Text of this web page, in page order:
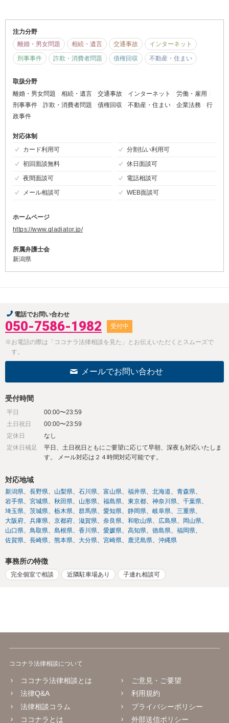
注力分野
離婚・男女問題
相続・遺言 交通事故
インターネット
刑事事件
詐欺・消費者問題 債権回収 不動産・住まい
取扱分野
離婚・男女問題
相続・遺言 交通事故 インターネット
労働・雇用
刑事事件
詐欺・消費者問題 債権回収 不動産・住まい 企業法務
行
政事件
対応体制
カード利用可
分割払い利用可
初回面談無料
休日面談可
夜間面談可
電話相談可
メール相談可
WEB面談可
ホームページ
https://www.gladiator.jp/
所属弁護士会
新潟県
電話でお問い合わせ
050-7586-1982 受付中
※お電話の際は「ココナラ法律相談を見た」とお伝えいただくとスムーズで
す。
メールでお問い合わせ
受付時間
平日
00:00〜23:59
土日祝日
00:00〜23:59
定休日
なし
定休日補足
平日、土日祝日ともにご要望に応じて早朝、深夜も対応いたしま
す。 メール対応は２４時間対応可能です。
対応地域
新潟県 長野県 山梨県 石川県 富山県 福井県 北海道
青森県
岩手県
宮城県 秋田県 山形県 福島県 東京都 神奈川県
千葉県
埼玉県
茨城県 栃木県 群馬県 愛知県 静岡県 岐阜県
三重県
大阪府
兵庫県 京都府 滋賀県 奈良県 和歌山県 広島県
岡山県
山口県
鳥取県 島根県 香川県 愛媛県 高知県 徳島県
福岡県
佐賀県
長崎県 熊本県 大分県 宮崎県 鹿児島県 沖縄県
事務所の特徴
完全個室で相談 近隣駐車場あり 子連れ相談可
ココナラ法律相談について
ココナラ法律相談とは
法律Q&A
法律相談コラム
ココナラとは
ご意見・ご要望
利用規約
プライバシーポリシー
外部送信ポリシー